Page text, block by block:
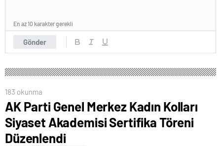
Gönder
En az 10 karakter gerekli
183 okunma
AK Parti Genel Merkez Kadın Kolları
Siyaset Akademisi Sertifika Töreni
Düzenlendi